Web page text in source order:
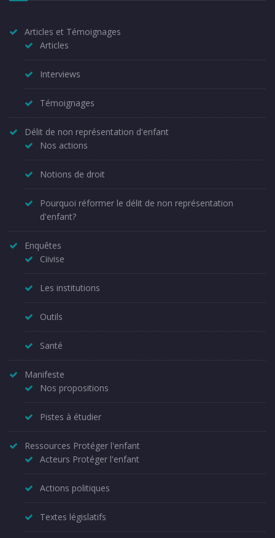
Articles et Témoignages
Articles
Interviews
Témoignages
Délit de non représentation d'enfant
Nos actions
Notions de droit
Pourquoi réformer le délit de non représentation
d'enfant?
Enquêtes
Ciivise
Les institutions
Outils
Santé
Manifeste
Nos propositions
Pistes à étudier
Ressources Protéger l'enfant
Acteurs Protéger l'enfant
Actions politiques
Textes législatifs